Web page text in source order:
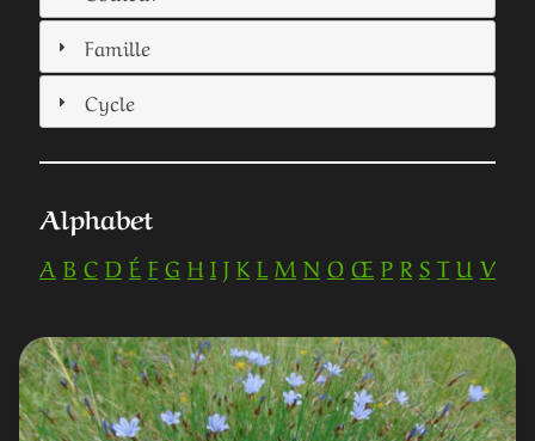
Famille
Cycle
Alphabet
A B C D É F G H I J K L M N O Œ P R S T U V